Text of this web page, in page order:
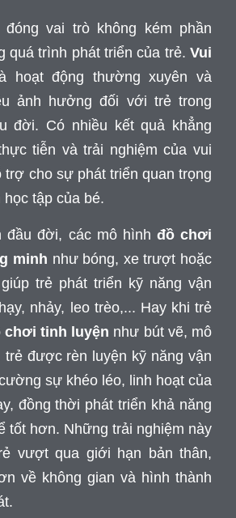
đóng vai trò không kém phần
quá trình phát triển của trẻ. Vui
hoạt động thường xuyên và
ảnh hưởng đối với trẻ trong
đời. Có nhiều kết quả khẳng
tiễn và trải nghiệm của vui
trợ cho sự phát triển quan trọng
tập của bé.
đầu đời, các mô hình đồ chơi
minh như bóng, xe trượt hoặc
trẻ phát triển kỹ năng vận
nhảy, leo trèo,... Hay khi trẻ
chơi tinh luyện như bút vẽ, mô
trẻ được rèn luyện kỹ năng vận
sự khéo léo, linh hoạt của
đồng thời phát triển khả năng
tốt hơn. Những trải nghiệm này
vượt qua giới hạn bản thân,
về không gian và hình thành